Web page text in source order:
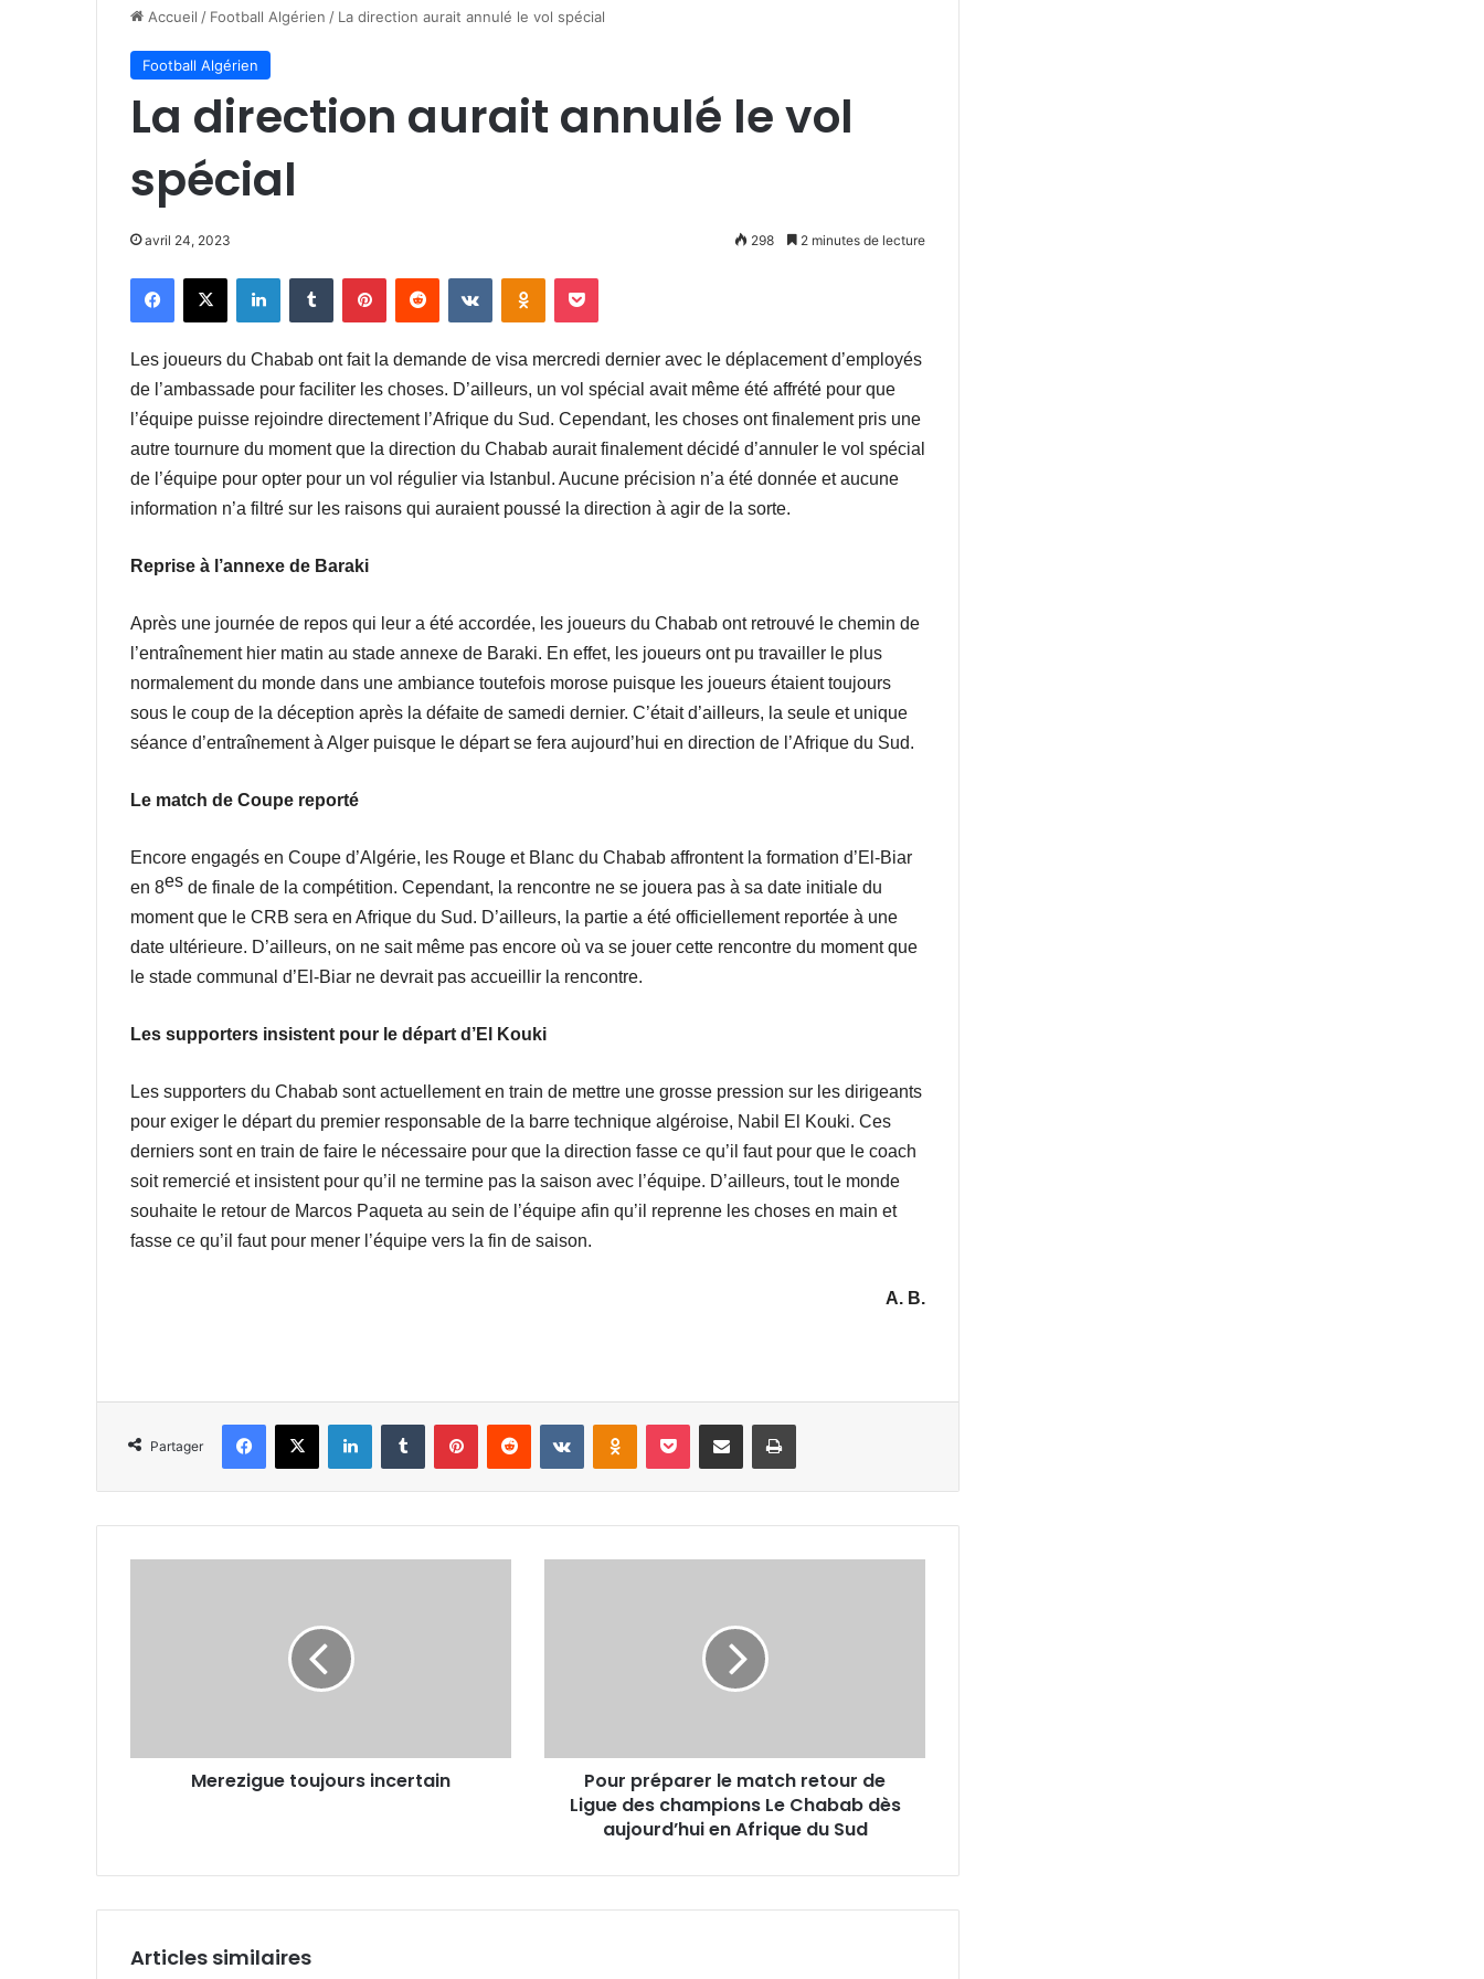
Accueil / Football Algérien / La direction aurait annulé le vol spécial
Football Algérien
La direction aurait annulé le vol
spécial
avril 24, 2023 298 2 minutes de lecture
Facebook
X LinkedinTumblr PinterestReddit VKontakteOdnoklassniki
Pocket
Les joueurs du Chabab ont fait la demande de visa mercredi dernier avec le déplacement d’employés
de l’ambassade pour faciliter les choses. D’ailleurs, un vol spécial avait même été affrété pour que
l’équipe puisse rejoindre directement l’Afrique du Sud. Cependant, les choses ont finalement pris une
autre tournure du moment que la direction du Chabab aurait finalement décidé d’annuler le vol spécial
de l’équipe pour opter pour un vol régulier via Istanbul. Aucune précision n’a été donnée et aucune
information n’a filtré sur les raisons qui auraient poussé la direction à agir de la sorte.
Reprise à l’annexe de Baraki
Après une journée de repos qui leur a été accordée, les joueurs du Chabab ont retrouvé le chemin de
l’entraînement hier matin au stade annexe de Baraki. En effet, les joueurs ont pu travailler le plus
normalement du monde dans une ambiance toutefois morose puisque les joueurs étaient toujours
sous le coup de la déception après la défaite de samedi dernier. C’était d’ailleurs, la seule et unique
séance d’entraînement à Alger puisque le départ se fera aujourd’hui en direction de l’Afrique du Sud.
Le match de Coupe reporté
Encore engagés en Coupe d’Algérie, les Rouge et Blanc du Chabab affrontent la formation d’El-Biar
en 8es de finale de la compétition. Cependant, la rencontre ne se jouera pas à sa date initiale du
moment que le CRB sera en Afrique du Sud. D’ailleurs, la partie a été officiellement reportée à une
date ultérieure. D’ailleurs, on ne sait même pas encore où va se jouer cette rencontre du moment que
le stade communal d’El-Biar ne devrait pas accueillir la rencontre.
Les supporters insistent pour le départ d’El Kouki
Les supporters du Chabab sont actuellement en train de mettre une grosse pression sur les dirigeants
pour exiger le départ du premier responsable de la barre technique algéroise, Nabil El Kouki. Ces
derniers sont en train de faire le nécessaire pour que la direction fasse ce qu’il faut pour que le coach
soit remercié et insistent pour qu’il ne termine pas la saison avec l’équipe. D’ailleurs, tout le monde
souhaite le retour de Marcos Paqueta au sein de l’équipe afin qu’il reprenne les choses en main et
fasse ce qu’il faut pour mener l’équipe vers la fin de saison.
A. B.
Partager
Facebook
X LinkedinTumblr PinterestReddit VKontakteOdnoklassniki
Pocket Partager par email Imprimer
Merezigue toujours incertain
champions
Chabab
Pour préparer le match retour de
Ligue des champions Le Chabab dès
aujourd’hui en Afrique du Sud
Articles similaires